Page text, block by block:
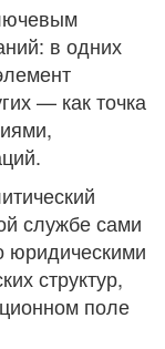
в одних
— как точка
службе сами
юридическими
структур,
поле